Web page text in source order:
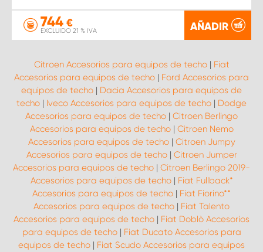
744 €
EXCLUIDO 21 % IVA AÑADIR
Citroen Accesorios para equipos de techo| Fiat
Accesorios para equipos de techo | Ford Accesorios para
equipos de techo | Dacia Accesorios para equipos de
techo | Iveco Accesorios para equipos de techo | Dodge
Accesorios para equipos de techo | Citroen Berlingo
Accesorios para equipos de techo| Citroen Nemo
Accesorios para equipos de techo| Citroen Jumpy
Accesorios para equipos de techo| Citroen Jumper
Accesorios para equipos de techo | Citroen Berlingo 2019-
Accesorios para equipos de techo| Fiat Fullback*
Accesorios para equipos de techo | Fiat Fiorino**
Accesorios para equipos de techo | Fiat Talento
Accesorios para equipos de techo | Fiat Doblò Accesorios
para equipos de techo| Fiat Ducato Accesorios para
equipos de techo | Fiat Scudo Accesorios para equipos